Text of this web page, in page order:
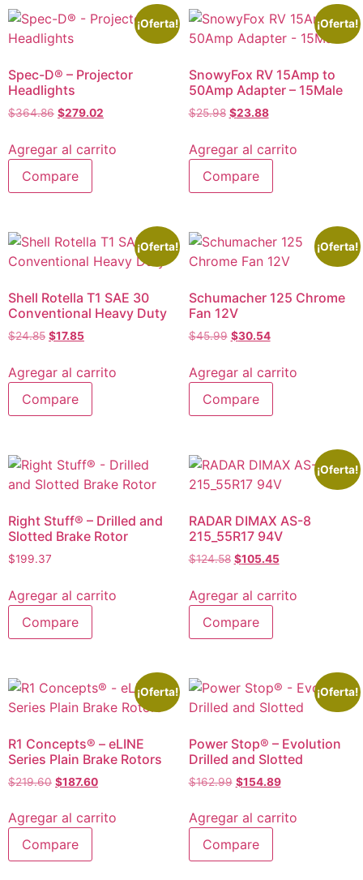
¡Oferta!
Spec-D® – Projector
Headlights
$364.86 $279.02
Agregar al carrito
Compare
¡Oferta!
SnowyFox RV 15Amp to
50Amp Adapter – 15Male
$25.98 $23.88
Agregar al carrito
Compare
¡Oferta!
Shell Rotella T1 SAE 30
Conventional Heavy Duty
$24.85 $17.85
Agregar al carrito
Compare
¡Oferta!
Schumacher 125 Chrome
Fan 12V
$45.99 $30.54
Agregar al carrito
Compare
Right Stuff® – Drilled and
Slotted Brake Rotor
$199.37
Agregar al carrito
Compare
¡Oferta!
RADAR DIMAX AS-8
215_55R17 94V
$124.58 $105.45
Agregar al carrito
Compare
¡Oferta!
R1 Concepts® – eLINE
Series Plain Brake Rotors
$219.60 $187.60
Agregar al carrito
Compare
¡Oferta!
Power Stop® – Evolution
Drilled and Slotted
$162.99 $154.89
Agregar al carrito
Compare